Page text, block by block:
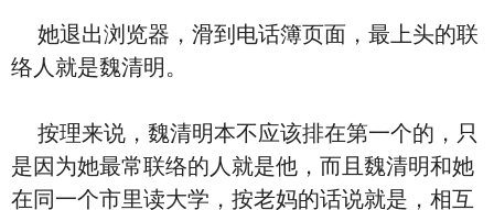
她退出浏览器，滑到电话簿页面，最上头的联
络人就是魏清明。
按理来说，魏清明本不应该排在第一个的，只
是因为她最常联络的人就是他，而且魏清明和她
在同一个市里读大学，按老妈的话说就是，相互